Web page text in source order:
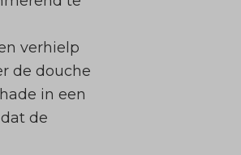
verhielp
de douche
in een
de